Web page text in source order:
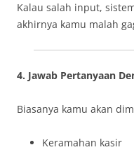
Kalau salah input,
akhirnya kamu malah
4. Jawab Pertanyaan
Biasanya kamu akan
Keramahan kasir